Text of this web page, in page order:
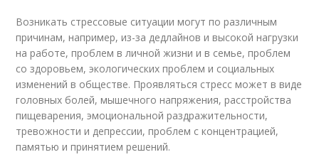
Возникать стрессовые ситуации могут по различным
причинам, например, из-за дедлайнов и высокой нагрузки
на работе, проблем в личной жизни и в семье, проблем
со здоровьем, экологических проблем и социальных
изменений в обществе. Проявляться стресс может в виде
головных болей, мышечного напряжения, расстройства
пищеварения, эмоциональной раздражительности,
тревожности и депрессии, проблем с концентрацией,
памятью и принятием решений.